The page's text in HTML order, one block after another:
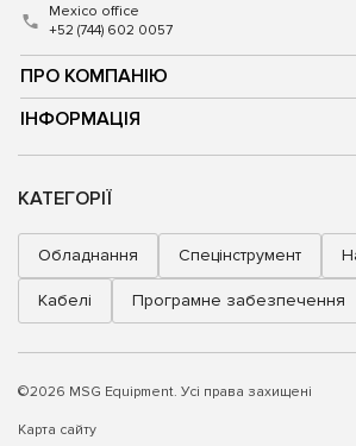
ПРО КОМПАНІЮ
ІНФОРМАЦІЯ
Mexico office
+52 (744) 602 0057
КАТЕГОРІЇ
Обладнання Спецінструмент
Кабелі Програмне забезпечення
©2026 MSG Equipment. Усі права захищені
Карта сайту